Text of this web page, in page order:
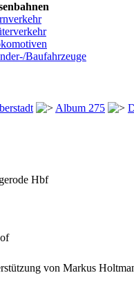
Baufahrzeuge
Album 275
von Markus